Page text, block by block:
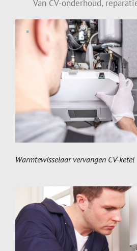
Van CV-onderhoud,
Warmtewisselaar vervangen CV-ketel